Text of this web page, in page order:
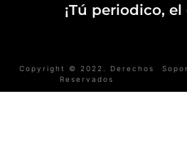
¡Tú periodico,
Copyright © 2022. Derechos
Reservados